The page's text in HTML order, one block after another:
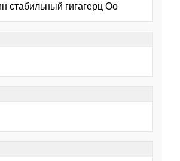
стабильный гигагерц Оо